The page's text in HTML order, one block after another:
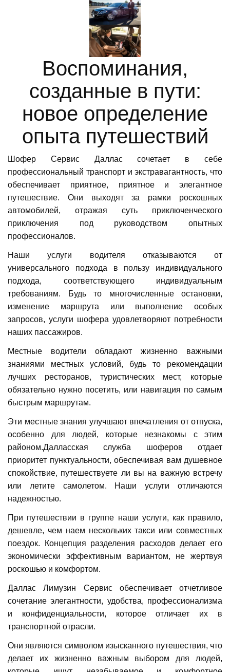
Воспоминания,
созданные в пути:
новое определение
опыта путешествий
Шофер Сервис Даллас сочетает в себе
профессиональный транспорт и экстравагантность, что
обеспечивает приятное, приятное и элегантное
путешествие. Они выходят за рамки роскошных
автомобилей, отражая суть приключенческого
приключения под руководством опытных
профессионалов.
Наши услуги водителя отказываются от
универсального подхода в пользу индивидуального
подхода, соответствующего индивидуальным
требованиям. Будь то многочисленные остановки,
изменение маршрута или выполнение особых
запросов, услуги шофера удовлетворяют потребности
наших пассажиров.
Местные водители обладают жизненно важными
знаниями местных условий, будь то рекомендации
лучших ресторанов, туристических мест, которые
обязательно нужно посетить, или навигация по самым
быстрым маршрутам.
Эти местные знания улучшают впечатления от отпуска,
особенно для людей, которые незнакомы с этим
районом.Далласская служба шоферов отдает
приоритет пунктуальности, обеспечивая вам душевное
спокойствие, путешествуете ли вы на важную встречу
или летите самолетом. Наши услуги отличаются
надежностью.
При путешествии в группе наши услуги, как правило,
дешевле, чем наем нескольких такси или совместных
поездок. Концепция разделения расходов делает его
экономически эффективным вариантом, не жертвуя
роскошью и комфортом.
Даллас Лимузин Сервис обеспечивает отчетливое
сочетание элегантности, удобства, профессионализма
и конфиденциальности, которое отличает их в
транспортной отрасли.
Они являются символом изысканного путешествия, что
делает их жизненно важным выбором для людей,